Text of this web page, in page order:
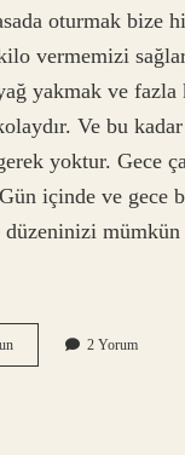
oturmak bize
vermemizi
yakmak ve fazla
Ve bu kadar
yoktur. Gece
içinde ve gece
düzeninizi mümkün
Çalışırken
Diyet
2 Yorum